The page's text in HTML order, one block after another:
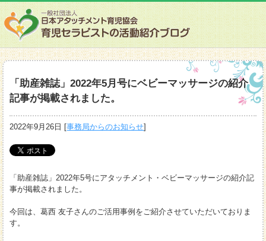
「助産雑誌」2022年5月号にベビーマッサージの紹介
記事が掲載されました。
2022年9月26日 [事務局からのお知らせ]
「助産雑誌」2022年5号にアタッチメント・ベビーマッサージの紹介記
事が掲載されました。
今回は、葛西 友子さんのご活用事例をご紹介させていただいておりま
す。